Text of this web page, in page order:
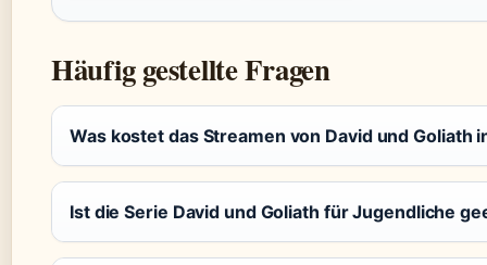
Häufig gestellte Fragen
Was kostet das Streamen von David und Goliath
Ist die Serie David und Goliath für Jugendliche